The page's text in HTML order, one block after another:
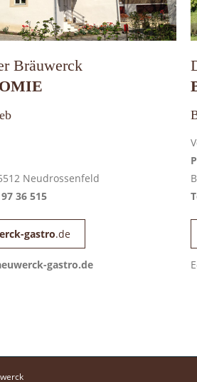
Bräuwerck
Neudrossenfeld
36 515
gastro.de
gastro.de